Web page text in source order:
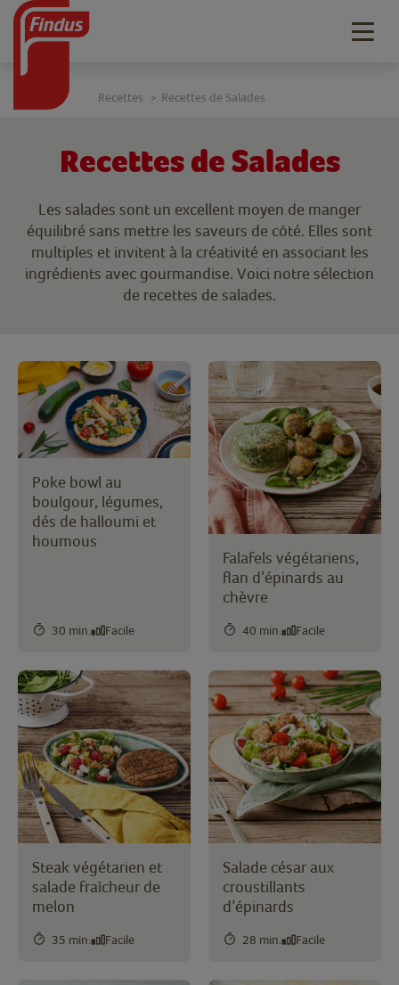
Recettes de Salades
Les salades sont un excellent moyen de manger
équilibré sans mettre les saveurs de côté. Elles sont
multiples et invitent à la créativité en associant les
ingrédients avec gourmandise. Voici notre sélection
de recettes de salades.
Recettes > Recettes de Salades
Poke bowl au
boulgour, légumes,
dés de halloumi et
houmous
30 min. Facile
Falafels végétariens,
flan d’épinards au
chèvre
40 min. Facile
Steak végétarien et
salade fraîcheur de
melon
35 min. Facile
Salade césar aux
croustillants
d’épinards
28 min. Facile